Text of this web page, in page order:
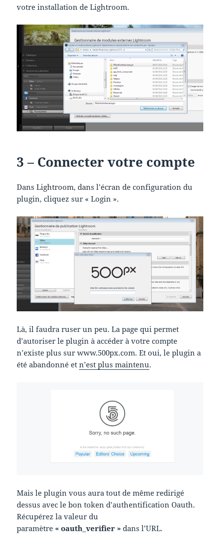
votre installation de Lightroom.
3 – Connecter votre compte
Dans Lightroom, dans l’écran de configuration du
plugin, cliquez sur « Login ».
Là, il faudra ruser un peu. La page qui permet
d’autoriser le plugin à accéder à votre compte
n’existe plus sur www.500px.com. Et oui, le plugin a
été abandonné etn’est plus maintenu.
Mais le plugin vous aura tout de même redirigé
dessus avec le bon token d’authentification Oauth.
Récupérez la valeur du
paramètre « oauth_verifier » dans l’URL.